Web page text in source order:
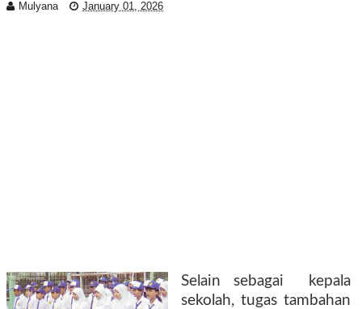
Mulyana January 01, 2026
Selain sebagai kepala
sekolah, tugas tambahan